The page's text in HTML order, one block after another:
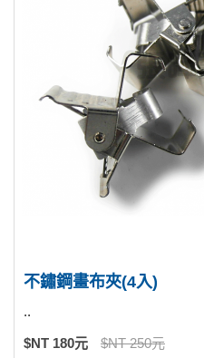
不鏽鋼畫布夾(4入)
..
$NT 180元 $NT 250元